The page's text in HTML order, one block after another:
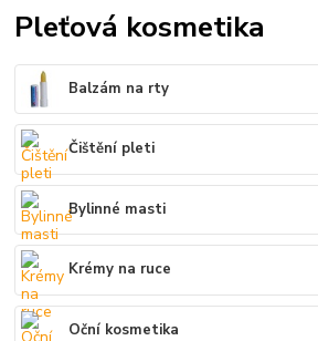
Pleťová kosmetika
Balzám na rty
Čištění pleti
Bylinné masti
Krémy na ruce
Oční kosmetika